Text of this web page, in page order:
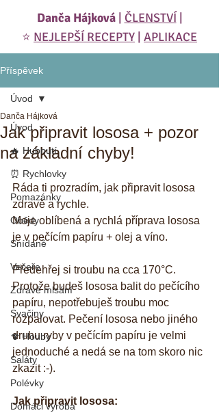
Danča Hájková| ČLENSTVÍ
⭐️ NEJLEPŠÍ RECEPTY APLIKACE
Příspěvek
Úvod
🔥 Hubnutí
⏰ Rychlovky
Pomazánky
Obědy
Snídaně
Večeře
Zdravé mlsání
Svačiny
🍄 Houby
Saláty
Polévky
Domáci výroba
Úvod
Jak připravit lososa + pozor
na základní chyby!
Danča Hájková
Ráda ti prozradím, jak připravit lososa
zdravě a rychle.
Moje oblíbená a rychlá příprava lososa
je v pečícím papíru + olej a víno.
Předehřej si troubu na cca 170°C.
Protože budeš lososa balit do pečícího
papíru, nepotřebuješ troubu moc
rozpalovat. Pečení lososa nebo jiného
druhu ryby v pečícím papíru je velmi
jednoduché a nedá se na tom skoro nic
zkazit :-).
Jak připravit lososa: